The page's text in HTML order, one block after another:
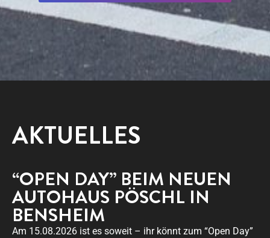
AKTUELLES
“OPEN DAY” BEIM NEUEN
AUTOHAUS PÖSCHL IN
BENSHEIM
Am 15.08.2026 ist es soweit – ihr könnt zum “Open Day”